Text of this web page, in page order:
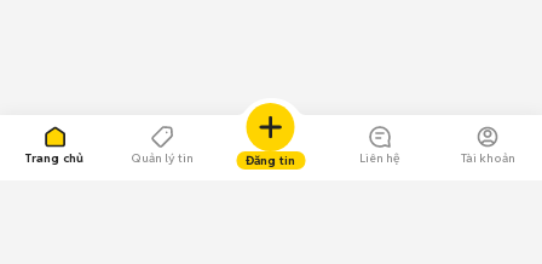
Trang chủ Quản lý tin Đăng tin Liên hệ Tài khoản